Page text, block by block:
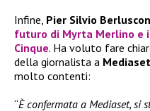
Infine, Pier Silvio
futuro di Myrta Merlino e
Cinque. Ha voluto fare
della giornalista a Mediaset
molto contenti:
“È confermata a Mediaset, si